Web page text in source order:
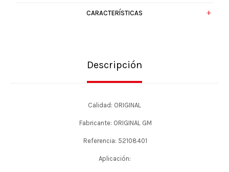
CARACTERÍSTICAS
Descripción
Calidad: ORIGINAL
Fabricante: ORIGINAL GM
Referencia: 52108401
Aplicación: